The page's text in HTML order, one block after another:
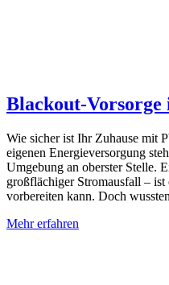
Blackout-
Wie sicher ist Ihr Zuhause mit
eigenen Energieversorgung
Umgebung an oberster Stelle.
großflächiger Stromausfall – ist
vorbereiten kann. Doch
Mehr erfahren